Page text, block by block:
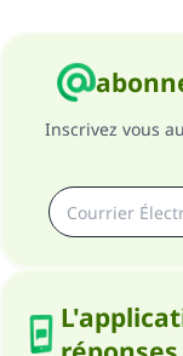
Inscrivez vous